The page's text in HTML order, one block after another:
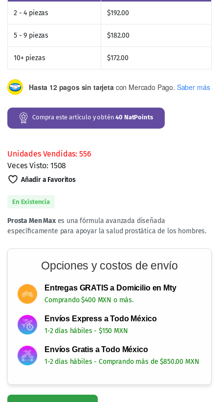
2 - 4 piezas $192.00
5 - 9 piezas $182.00
10+ piezas $172.00
Hasta 12 pagos sin tarjeta con Mercado Pago. Saber más
Compra este artículo y obtén40 NatPoints
Unidades Vendidas: 556
Veces Visto: 1508
Añadir a Favoritos
En Existencia
Prosta Men Maxes una fórmula avanzada diseñada
específicamente para apoyar la salud prostática de los hombres.
Opciones y costos de envío
Entregas GRATIS a Domicilio en Mty
Comprando $400 MXN o más.
Envíos Express a Todo México
1-2 días hábiles - $150 MXN
Envíos Gratis a Todo México
1-2 días hábiles - Comprando más de $850.00 MXN